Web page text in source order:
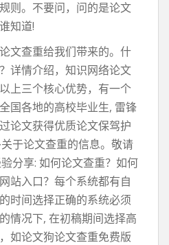
则。不要问，问的是论文
知道!
文查重给我们带来的。什
详情介绍，知识网络论文
上三个核心优势，有一个
国各地的高校毕业生, 雷锋
论文获得优质论文保驾护
于论文查重的信息。敬请
分享: 如何论文查重？如何
站入口？每个系统都有自
时间选择正确的系统必须
情况下, 在初稿期间选择高
如论文狗论文查重免费版